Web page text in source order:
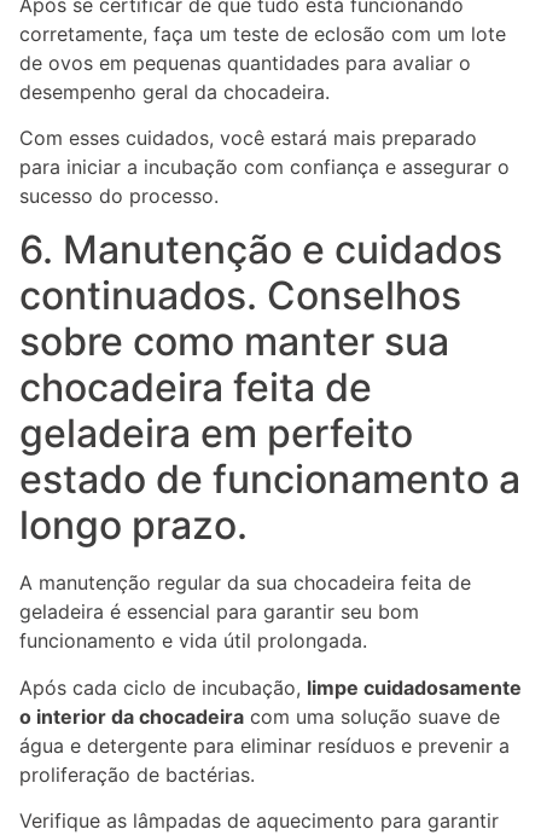
corretamente, faça um teste de eclosão com um lote
de ovos em pequenas quantidades para avaliar o
desempenho geral da chocadeira.
Com esses cuidados, você estará mais preparado
para iniciar a incubação com confiança e assegurar o
sucesso do processo.
6. Manutenção e cuidados
continuados. Conselhos
sobre como manter sua
chocadeira feita de
geladeira em perfeito
estado de funcionamento a
longo prazo.
A manutenção regular da sua chocadeira feita de
geladeira é essencial para garantir seu bom
funcionamento e vida útil prolongada.
Após cada ciclo de incubação, limpe cuidadosamente
o interior da chocadeira com uma solução suave de
água e detergente para eliminar resíduos e prevenir a
proliferação de bactérias.
Verifique as lâmpadas de aquecimento para garantir